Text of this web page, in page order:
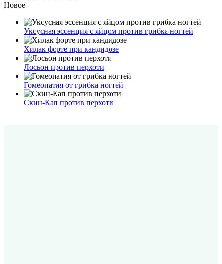
Новое
Уксусная эссенция с яйцом против грибка ногтей
Хилак форте при кандидозе
Лосьон против перхоти
Гомеопатия от грибка ногтей
Скин-Кап против перхоти